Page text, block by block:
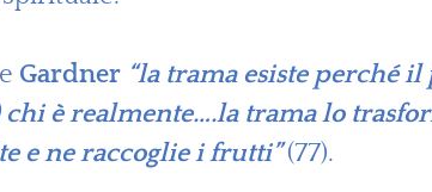
Gardner “la trama esiste perché
chi è realmente….la trama lo
e ne raccoglie i frutti”(77).